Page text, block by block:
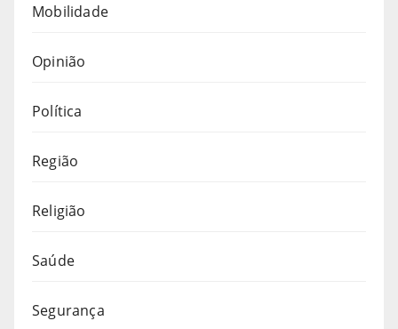
Mobilidade
Opinião
Política
Região
Religião
Saúde
Segurança